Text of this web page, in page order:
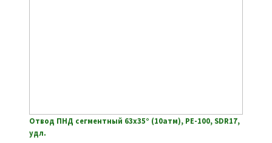
Отвод ПНД сегментный 63х35° (10атм), РЕ-100, SDR17,
удл.